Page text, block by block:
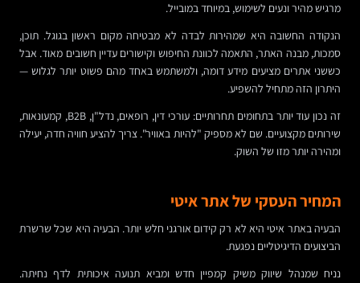
מרגיש מהיר ונעים לשימוש, במיוחד במובייל.
הנקודה החשובה היא שמהירות לבדה לא מבטיחה מקום ראשון בגוגל. תוכן,
סמכות, מבנה האתר, התאמה לכוונת החיפוש וקישורים עדיין חשובים מאוד. אבל
כששני אתרים מציעים מידע דומה, ולמשתמש באחד מהם פשוט יותר לגלוש —
היתרון הזה מתחיל להשפיע.
זה נכון עוד יותר בתחומים תחרותיים: עורכי דין, רופאים, נדל"ן, B2B, קמעונאות,
שירותים מקצועיים. שם לא מספיק "להיות באוויר". צריך להציע חוויה חדה, יעילה
ומהירה יותר מזו של השוק.
המחיר העסקי של אתר איטי
הבעיה באתר איטי היא לא רק קידום אורגני חלש יותר. הבעיה היא שכל שרשרת
הביצועים הדיגיטליים נפגעת.
נניח שמנהל שיווק משיק קמפיין חדש ומביא תנועה איכותית לדף נחיתה.